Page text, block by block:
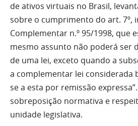
de ativos virtuais no Brasil,
sobre o cumprimento do art. 7º,
Complementar n.º 95/1998, que
mesmo assunto não poderá ser
de uma lei, exceto quando a
a complementar lei considerada
se a esta por remissão
sobreposição normativa e
unidade legislativa.